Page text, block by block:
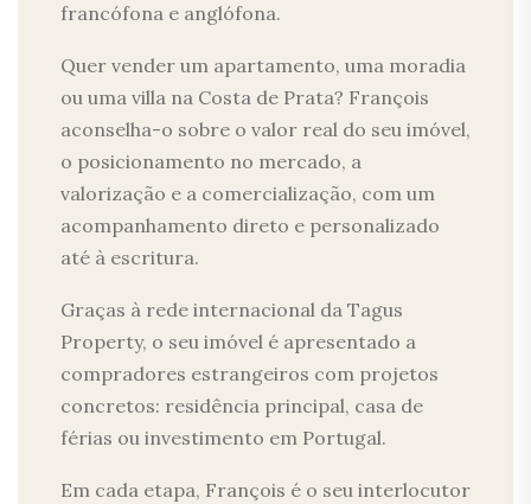
francófona e anglófona.
Quer vender um apartamento, uma moradia
ou uma villa na Costa de Prata? François
aconselha-o sobre o valor real do seu imóvel,
o posicionamento no mercado, a
valorização e a comercialização, com um
acompanhamento direto e personalizado
até à escritura.
Graças à rede internacional da Tagus
Property, o seu imóvel é apresentado a
compradores estrangeiros com projetos
concretos: residência principal, casa de
férias ou investimento em Portugal.
Em cada etapa, François é o seu interlocutor